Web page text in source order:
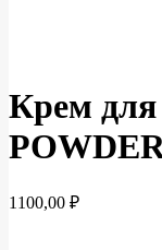
Крем
1100,00 ₽